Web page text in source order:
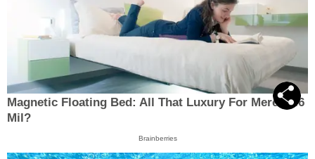
Magnetic Floating Bed: All That Luxury For Mere $1.6
Mil?
Brainberries